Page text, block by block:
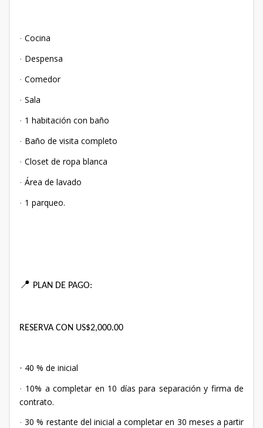
· Cocina
· Despensa
· Comedor
· Sala
· 1 habitación con baño
· Baño de visita completo
· Closet de ropa blanca
· Área de lavado
· 1 parqueo.
📍 PLAN DE PAGO:
RESERVA CON US$2,000.00
· 40 % de inicial
· 10% a completar en 10 días para separación y firma de
contrato.
· 30 % restante del inicial a completar en 30 meses a partir